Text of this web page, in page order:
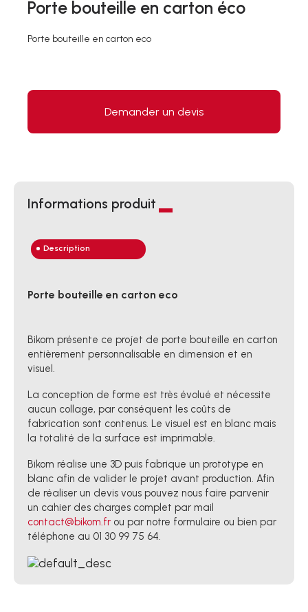
Porte bouteille en carton éco
Porte bouteille en carton eco
Demander un devis
Informations produit
Description
Porte bouteille en carton eco
Bikom présente ce projet de porte bouteille en carton
entièrement personnalisable en dimension et en
visuel.
La conception de forme est très évolué et nécessite
aucun collage, par conséquent les coûts de
fabrication sont contenus. Le visuel est en blanc mais
la totalité de la surface est imprimable.
Bikom réalise une 3D puis fabrique un prototype en
blanc afin de valider le projet avant production. Afin
de réaliser un devis vous pouvez nous faire parvenir
un cahier des charges complet par mail
contact@bikom.fr ou par notre formulaire ou bien par
téléphone au 01 30 99 75 64.